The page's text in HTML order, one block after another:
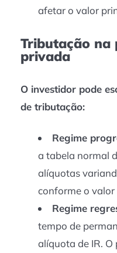
afetar o valor
Tributação na
privada
O investidor pode
de tributação:
Regime
a tabela normal
alíquotas
conforme o
Regime
tempo de
alíquota de IR. O